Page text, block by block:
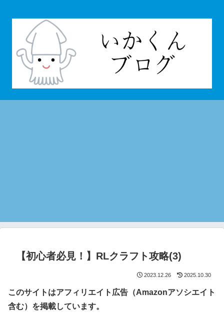
【初心者必見！】RLクラフト攻略(3)
2023.12.26 2025.10.30
このサイトはアフィリエイト広告（Amazonアソシエイト
含む）を掲載しています。